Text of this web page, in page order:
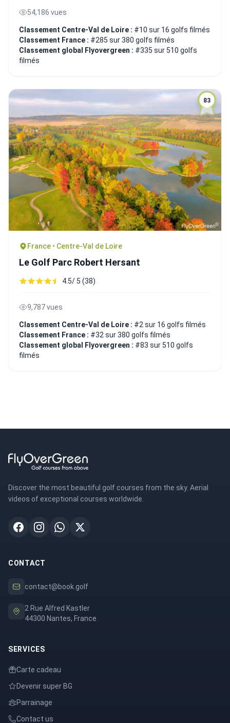
54,186 vues
Classement Centre-Val de Loire : #10 sur 16 golfs filmés
Classement France : #285 sur 380 golfs filmés
Classement global Flyovergreen : #335 sur 510 golfs
filmés
83
France • Centre-Val de Loire
Le Golf Parc Robert Hersant
4.5/ 5 (38)
9,787 vues
Classement Centre-Val de Loire : #2 sur 16 golfs filmés
Classement France : #32 sur 380 golfs filmés
Classement global Flyovergreen : #83 sur 510 golfs
filmés
Discover the most beautiful golf courses from the sky. Aerial
videos of exceptional courses worldwide.
CONTACT
contact@book.golf
2 Rue Alfred Kastler
44300 Nantes, France
SERVICES
Carte cadeau
Devenir super BG
Parrainage
Contact us